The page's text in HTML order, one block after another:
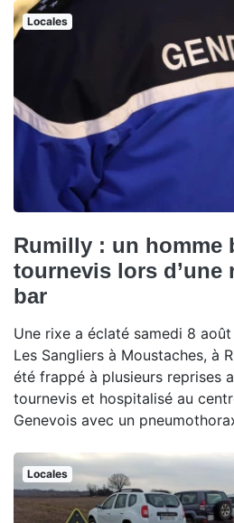
Locales
Rumilly : un homme
tournevis lors d’une
bar
Une rixe a éclaté samedi 8
Les Sangliers à Moustaches, à
été frappé à plusieurs reprises
tournevis et hospitalisé au
Genevois avec un
Locales